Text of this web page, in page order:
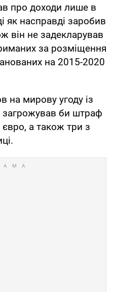
про доходи лише в
як насправді заробив
він не задекларував
за розміщення
на 2015-2020
на мирову угоду із
би штраф
а також три з